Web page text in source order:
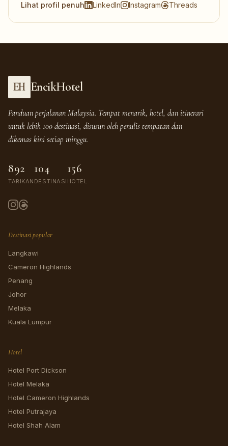
Lihat profil penuh LinkedIn Instagram Threads
EncikHotel
Panduan perjalanan Malaysia. Tempat menarik, hotel, dan itinerari
untuk lebih 100 destinasi, disusun oleh penulis tempatan dan
dikemas kini setiap minggu.
892
TARIKAN
104
DESTINASI
156
HOTEL
Destinasi popular
Langkawi
Cameron Highlands
Penang
Johor
Melaka
Kuala Lumpur
Hotel
Hotel Port Dickson
Hotel Melaka
Hotel Cameron Highlands
Hotel Putrajaya
Hotel Shah Alam